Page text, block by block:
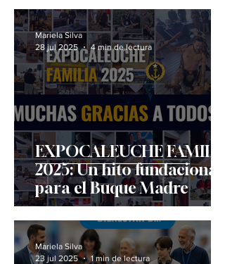
EXPOCALEUCHE FAMILIA
2025: Un hito fundacional
para el Buque Madre
Mariela Silva
28 jul 2025
4 min de lectura
Mariela Silva
23 jul 2025
1 min de lectura